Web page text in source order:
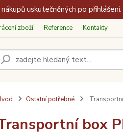
uskutečněných po
zboží Reference Kontakty
Ostatní potřebné
box